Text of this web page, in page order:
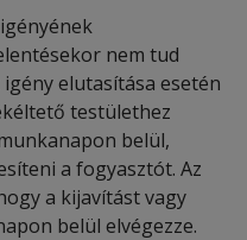
nem tud
elutasítása esetén
testülethez
belül,
a fogyasztót. Az
a kijavítást vagy
belül elvégezze.